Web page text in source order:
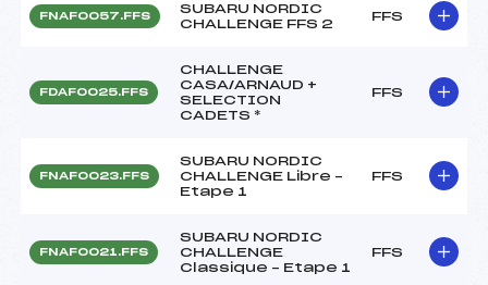
FNAF0057.FFS
SUBARU NORDIC
CHALLENGE FFS 2
FFS
FDAF0025.FFS
CHALLENGE
CASA/ARNAUD +
SELECTION
CADETS *
FFS
FNAF0023.FFS
SUBARU NORDIC
CHALLENGE Libre –
Etape 1
FFS
FNAF0021.FFS
SUBARU NORDIC
CHALLENGE
Classique – Etape 1
FFS